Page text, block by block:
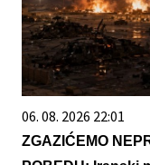
06. 08. 2026 22:01
ZGAZIĆEMO